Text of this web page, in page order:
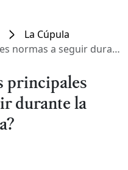
La Cúpula
a seguir durante la visita?
principales
durante la